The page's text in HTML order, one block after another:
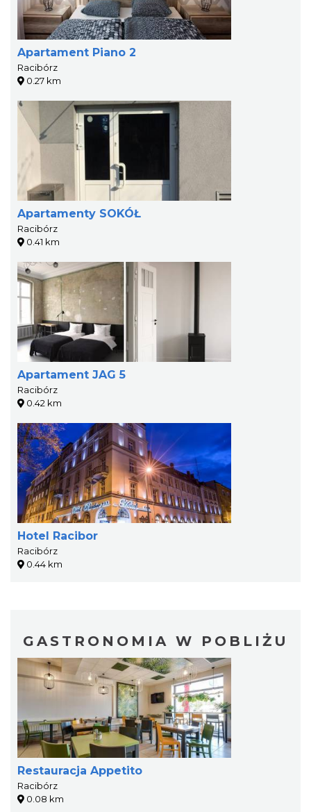
Apartament Piano 2
Racibórz
0.27 km
Apartamenty SOKÓŁ
Racibórz
0.41 km
Apartament JAG 5
Racibórz
0.42 km
Hotel Racibor
Racibórz
0.44 km
GASTRONOMIA W POBLIŻU
Restauracja Appetito
Racibórz
0.08 km